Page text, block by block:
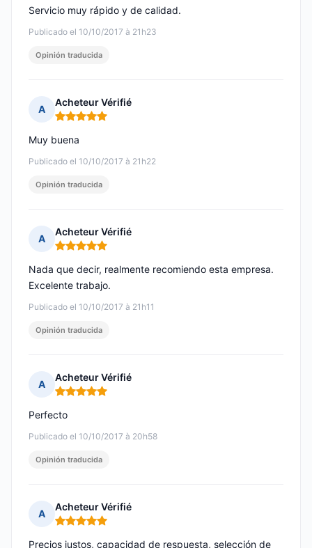
Publicado el 10/10/2017 à 21h23
Servicio muy rápido y de calidad.
Opinión traducida
A
Acheteur Vérifié
Nota: 5 de 5
Publicado el 10/10/2017 à 21h22
Muy buena
Opinión traducida
A
Acheteur Vérifié
Nota: 5 de 5
Publicado el 10/10/2017 à 21h11
Nada que decir, realmente recomiendo esta empresa.
Excelente trabajo.
Opinión traducida
A
Acheteur Vérifié
Nota: 5 de 5
Publicado el 10/10/2017 à 20h58
Perfecto
Opinión traducida
A
Acheteur Vérifié
Nota: 5 de 5
Precios justos, capacidad de respuesta, selección de